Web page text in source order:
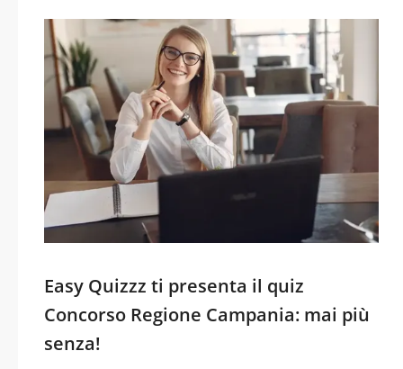
Easy Quizzz ti presenta il quiz
Concorso Regione Campania: mai più
senza!